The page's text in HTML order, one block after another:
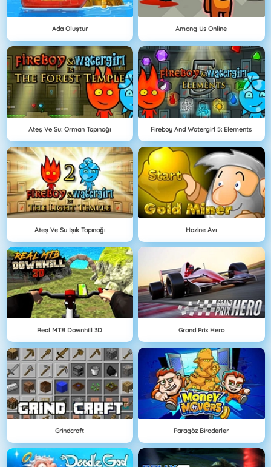
Ada Oluştur Among Us Online
Ateş Ve Su: Orman Tapınağı Fireboy And Watergirl 5: Elements
Ateş Ve Su Işık Tapınağı Hazine Avı
Real MTB Downhill 3D Grand Prix Hero
Grindcraft Paragöz Biraderler